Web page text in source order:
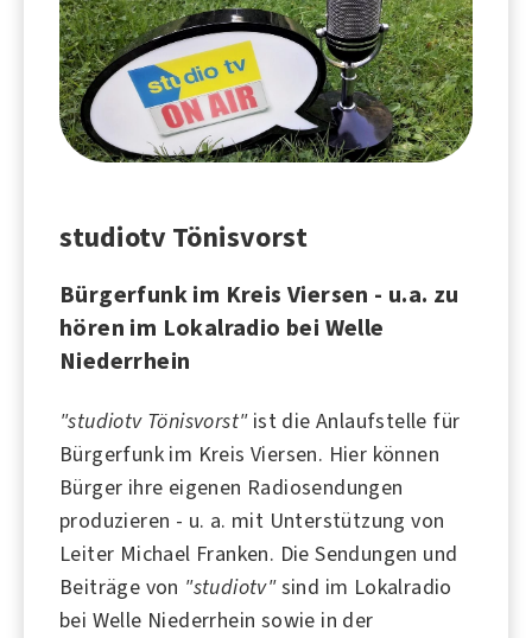
studiotv Tönisvorst
Bürgerfunk im Kreis Viersen - u.a. zu
hören im Lokalradio bei Welle
Niederrhein
"studiotv Tönisvorst"ist die Anlaufstelle für
Bürgerfunk im Kreis Viersen. Hier können
Bürger ihre eigenen Radiosendungen
produzieren - u. a. mit Unterstützung von
Leiter Michael Franken. Die Sendungen und
Beiträge von "studiotv"sind im Lokalradio
bei Welle Niederrhein sowie in der